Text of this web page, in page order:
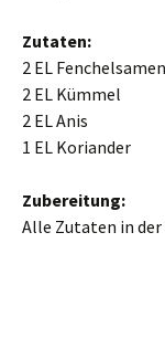
Zutaten:
2 EL Fenchelsamen
2 EL Kümmel
2 EL Anis
1 EL Koriander
Zubereitung:
Alle Zutaten in